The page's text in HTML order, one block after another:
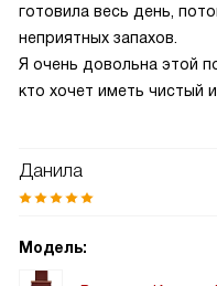
готовила весь день,
неприятных запахов.
Я очень довольна этой
кто хочет иметь чистый
Данила
Модель: